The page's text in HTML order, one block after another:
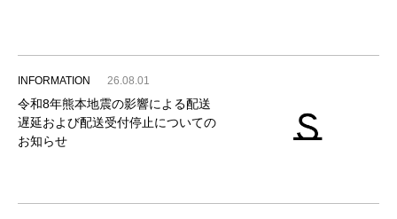
INFORMATION 26.08.01
令和8年熊本地震の影響による配送
遅延および配送受付停止についての
お知らせ